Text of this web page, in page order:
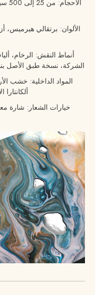
الألوان: برتقالي هيرميس،
أنماط النقش: الرخام،
الشركة، نسخة طبق الأصل بنسبة 1:1 بتقنية المسح الليزري
المواد الداخلية: خشب